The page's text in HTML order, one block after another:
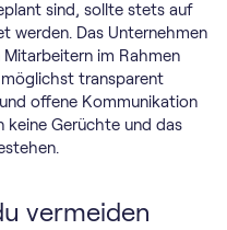
sind, sollte stets auf
werden. Das Unternehmen
im Rahmen
möglichst transparent
offene Kommunikation
keine Gerüchte und das
vermeiden